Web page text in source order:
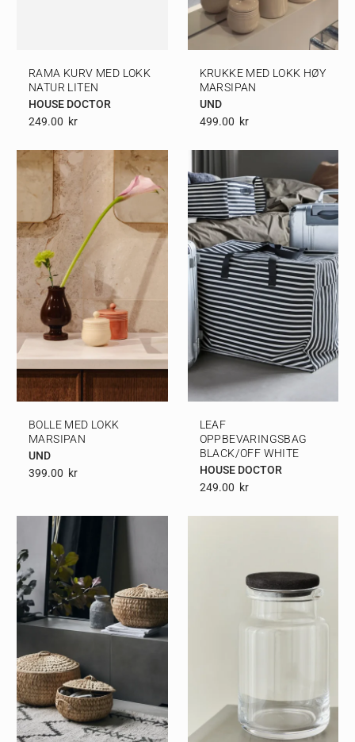
RAMA KURV MED LOKK
NATUR LITEN
HOUSE DOCTOR
249.00 Kr
KRUKKE MED LOKK HØY
MARSIPAN
UND
499.00 Kr
BOLLE MED LOKK
MARSIPAN
UND
399.00 Kr
LEAF
OPPBEVARINGSBAG
BLACK/OFF WHITE
HOUSE DOCTOR
249.00 Kr